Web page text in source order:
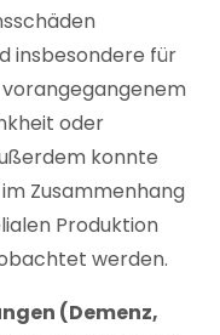
insbesondere für
oder
konnte
Zusammenhang
Produktion
werden.
(Demenz,